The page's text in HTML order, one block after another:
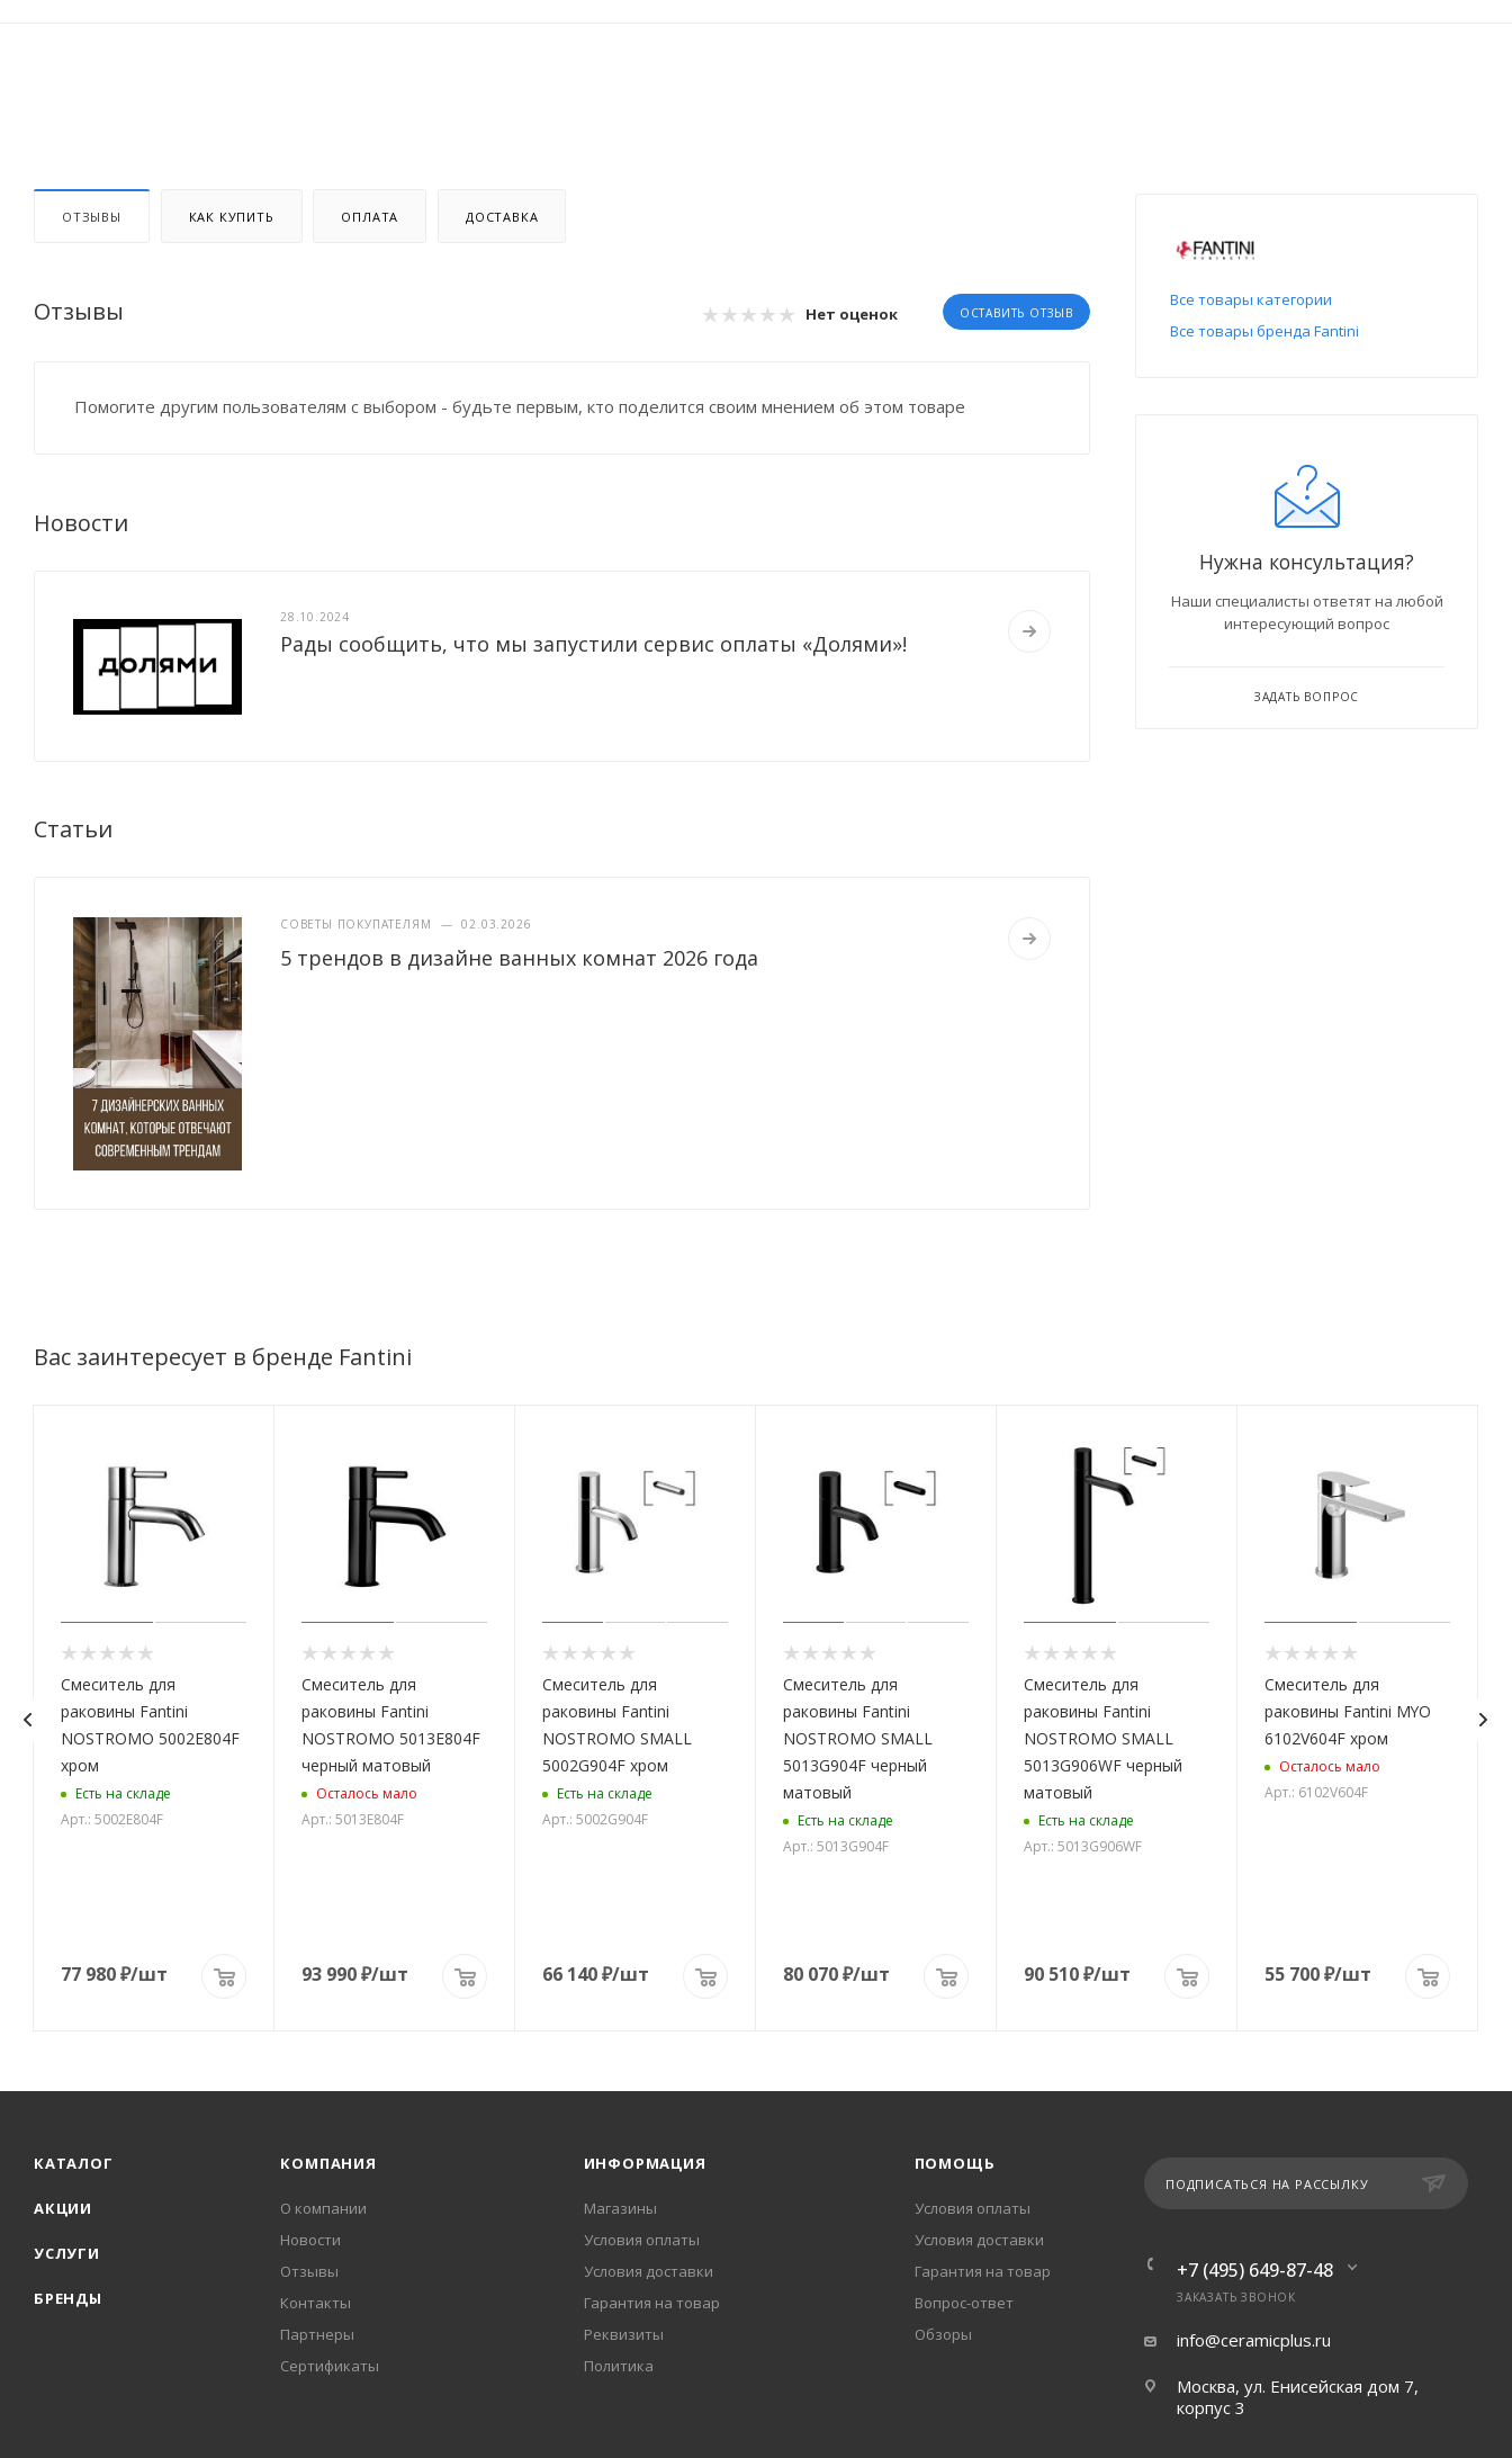
ОТЗЫВЫ КАК КУПИТЬ ОПЛАТА ДОСТАВКА
Отзывы Нет оценок ОСТАВИТЬ ОТЗЫВ
Помогите другим пользователям с выбором - будьте первым, кто поделится своим мнением об этом товаре
Новости
28.10.2024
Рады сообщить, что мы запустили сервис оплаты «Долями»!
Статьи
СОВЕТЫ ПОКУПАТЕЛЯМ — 02.03.2026
5 трендов в дизайне ванных комнат 2026 года
Все товары категории
Все товары бренда Fantini
Нужна консультация?
Наши специалисты ответят на любой
интересующий вопрос
ЗАДАТЬ ВОПРОС
Вас заинтересует в бренде Fantini
Смеситель для
раковины Fantini
NOSTROMO 5002E804F
хром
Есть на складе
Арт.: 5002E804F
77 980₽/шт
Смеситель для
раковины Fantini
NOSTROMO 5013E804F
черный матовый
Осталось мало
Арт.: 5013E804F
93 990₽/шт
Смеситель для
раковины Fantini
NOSTROMO SMALL
5002G904F хром
Есть на складе
Арт.: 5002G904F
66 140₽/шт
Смеситель для
раковины Fantini
NOSTROMO SMALL
5013G904F черный
матовый
Есть на складе
Арт.: 5013G904F
80 070₽/шт
Смеситель для
раковины Fantini
NOSTROMO SMALL
5013G906WF черный
матовый
Есть на складе
Арт.: 5013G906WF
90 510₽/шт
Смеситель для
раковины Fantini MYO
6102V604F хром
Осталось мало
Арт.: 6102V604F
55 700₽/шт
КАТАЛОГ
АКЦИИ
УСЛУГИ
БРЕНДЫ
КОМПАНИЯ
О компании
Новости
Отзывы
Контакты
Партнеры
Сертификаты
ИНФОРМАЦИЯ
Магазины
Условия оплаты
Условия доставки
Гарантия на товар
Реквизиты
Политика
ПОМОЩЬ
Условия оплаты
Условия доставки
Гарантия на товар
Вопрос-ответ
Обзоры
ПОДПИСАТЬСЯ НА РАССЫЛКУ
+7 (495) 649-87-48
ЗАКАЗАТЬ ЗВОНОК
info@ceramicplus.ru
Москва, ул. Енисейская дом 7,
корпус 3